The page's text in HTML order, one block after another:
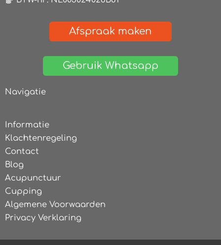
Afspraak maken
Gebruik Whatsapp
Navigatie
Informatie
Klachtenregeling
Contact
Blog
Acupunctuur
Cupping
Algemene Voorwaarden
Privacy Verklaring